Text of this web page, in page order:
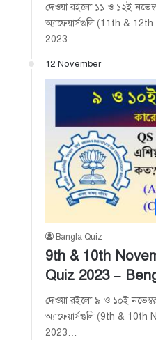
দেওয়া রইলো ১১ ও ১২ই
অ্যাফেয়ার্সগুলি (11th &
2023…
12 November
Bangla Quiz
9th & 10th
Quiz 2023 –
দেওয়া রইলো ৯ ও ১০ই
অ্যাফেয়ার্সগুলি (9th &
2023…